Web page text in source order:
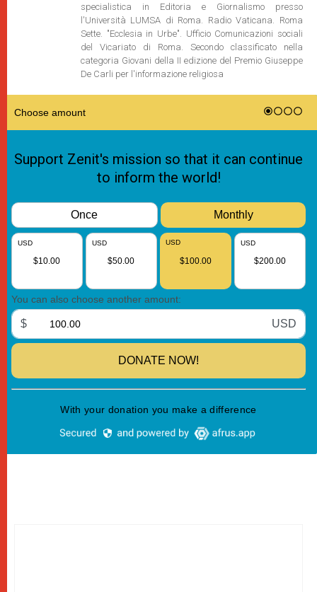
specialistica in Editoria e Giornalismo presso
l'Università LUMSA di Roma. Radio Vaticana. Roma
Sette. "Ecclesia in Urbe". Ufficio Comunicazioni sociali
del Vicariato di Roma. Secondo classificato nella
categoria Giovani della II edizione del Premio Giuseppe
De Carli per l'informazione religiosa